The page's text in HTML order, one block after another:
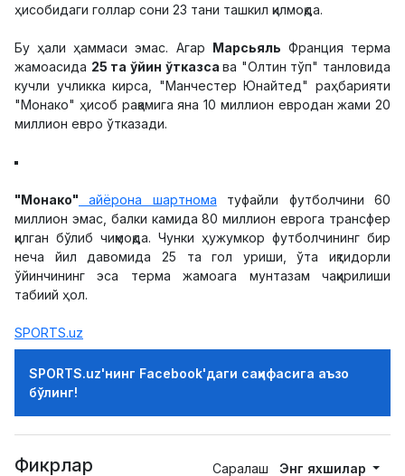
ҳисобидаги голлар сони 23 тани ташкил қилмоқда.
Бу ҳали ҳаммаси эмас. Агар Марсьяль Франция терма
жамоасида 25 та ўйин ўтказсава "Олтин тўп" танловида
кучли учликка кирса, "Манчестер Юнайтед" раҳбарияти
"Монако" ҳисоб рақамига яна 10 миллион евродан жами 20
миллион евро ўтказади.
"Монако" айёрона шартнома туфайли футболчини 60
миллион эмас, балки камида 80 миллион еврога трансфер
қилган бўлиб чиқмоқда. Чунки ҳужумкор футболчининг бир
неча йил давомида 25 та гол уриши, ўта иқтидорли
ўйинчининг эса терма жамоага мунтазам чақирилиши
табиий ҳол.
SPORTS.uz
SPORTS.uz'нинг Facebook'даги саҳифасига аъзо
бўлинг!
Фикрлар Саралаш Энг яхшилар